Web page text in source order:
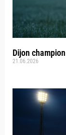
Dijon
21.06.2026